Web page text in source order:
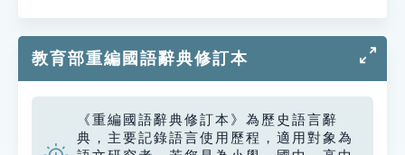
教育部重編國語辭典修訂本
《重編國語辭典修訂本》為歷史語言辭
典，主要記錄語言使用歷程，適用對象為